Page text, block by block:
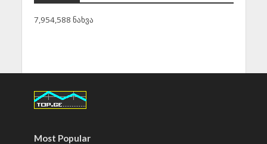
7,954,588 ნახვა
Most Popular